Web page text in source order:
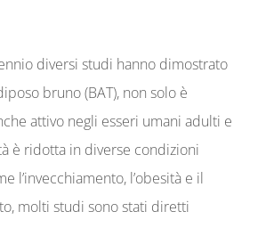
diversi studi hanno dimostrato
bruno (BAT), non solo è
attivo negli esseri umani adulti e
è ridotta in diverse condizioni
l’invecchiamento, l’obesità e il
molti studi sono stati diretti